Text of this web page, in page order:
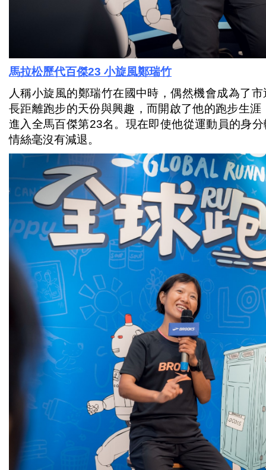
馬拉松歷代百傑23 小旋風鄭瑞竹
人稱小旋風的鄭瑞竹在國中時，偶然機會成為了
長距離跑步的天份與興趣，而開啟了他的跑步生
進入全馬百傑第23名。現在即使他從運動員的身
情絲毫沒有減退。